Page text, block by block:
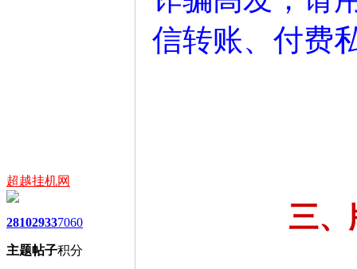
超越挂机网
2810
主题
2933
帖子
7060
积分
信转账、付费
三